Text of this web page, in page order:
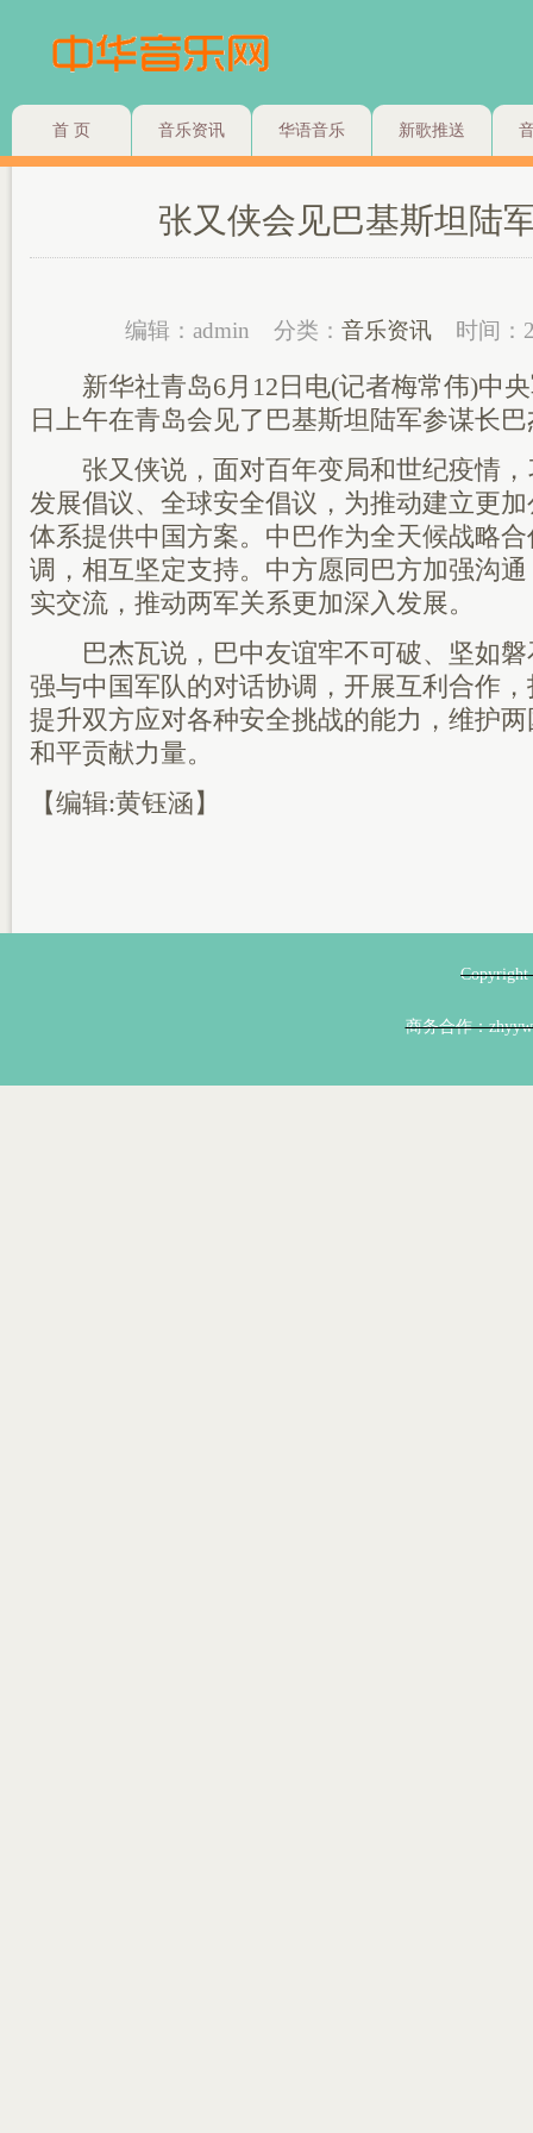
首 页 音乐资讯 华语音乐 新歌推送
张又侠会见巴基斯坦陆
编辑：admin 分类： 音乐资讯 时间：
新华社青岛6月12日电(记者梅常伟)中央
日上午在青岛会见了巴基斯坦陆军参谋长
张又侠说，面对百年变局和世纪疫情，
发展倡议、全球安全倡议，为推动建立更
体系提供中国方案。中巴作为全天候战略
调，相互坚定支持。中方愿同巴方加强沟
实交流，推动两军关系更加深入发展。
巴杰瓦说，巴中友谊牢不可破、坚如磐
强与中国军队的对话协调，开展互利合作
提升双方应对各种安全挑战的能力，维护
和平贡献力量。
【编辑:黄钰涵】
商务合作：